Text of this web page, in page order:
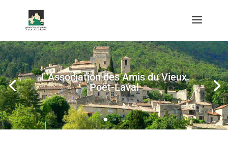
L'Association des Amis du Vieux
Poët-Laval